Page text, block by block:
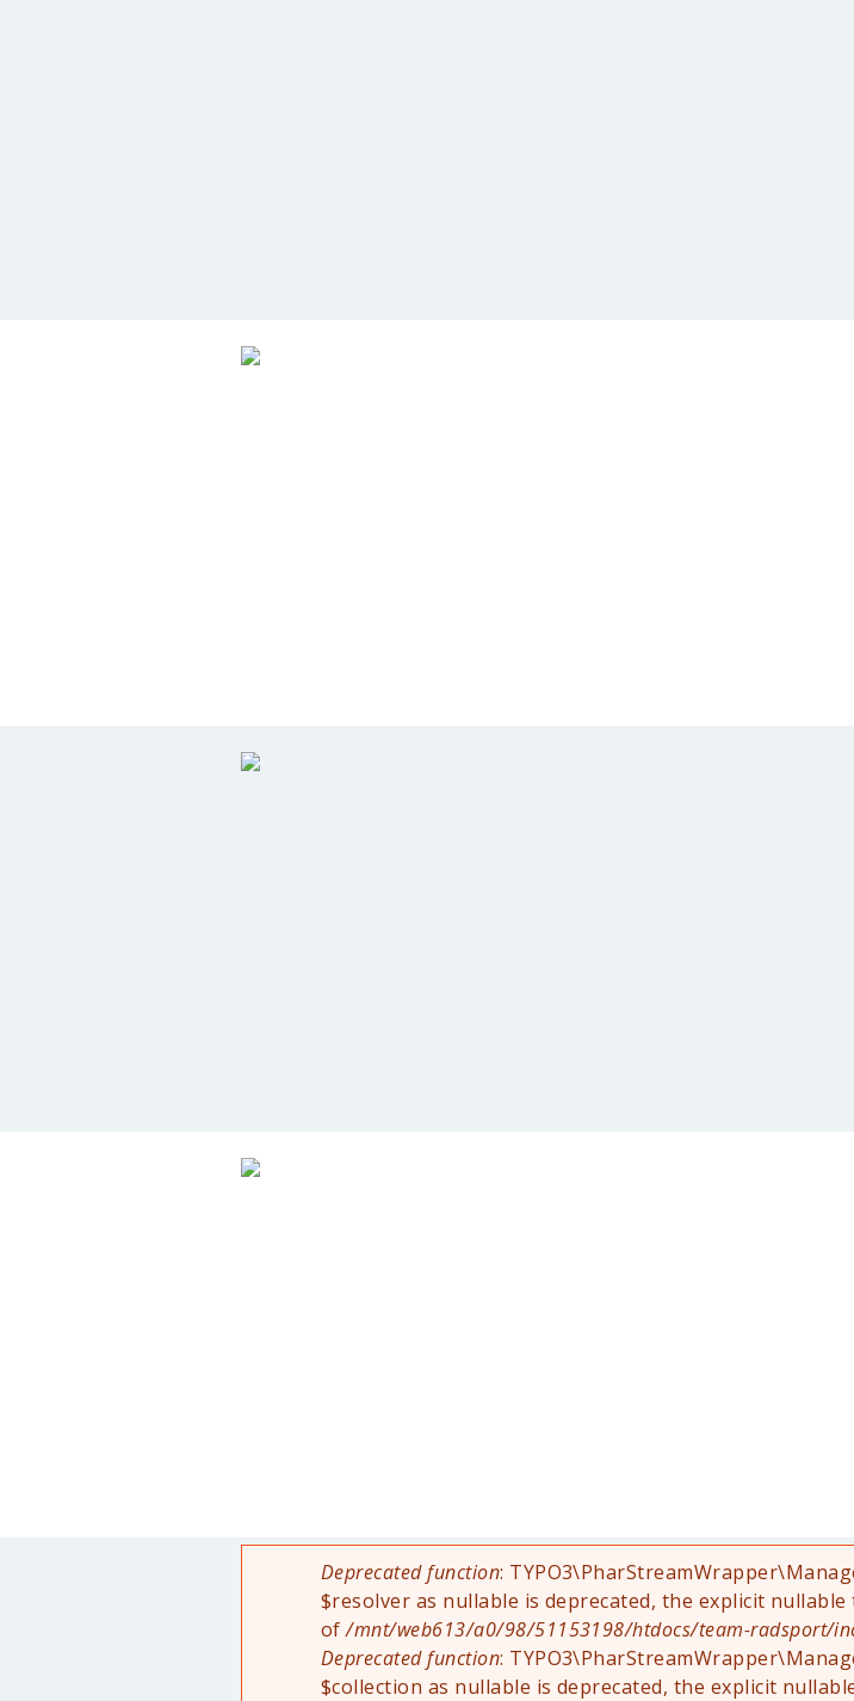
Fehlermeldung
Deprecated function:
$resolver as nullable is deprecated, the explicit
of/mnt/web613/a0/98/51153198/htdocs/team-radsport/
Deprecated function:
$collection as nullable is deprecated, the explicit